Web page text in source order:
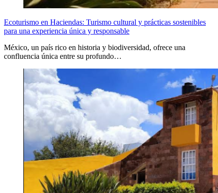
Ecoturismo en Haciendas: Turismo cultural y prácticas sostenibles
para una experiencia única y responsable
México, un país rico en historia y biodiversidad, ofrece una
confluencia única entre su profundo…